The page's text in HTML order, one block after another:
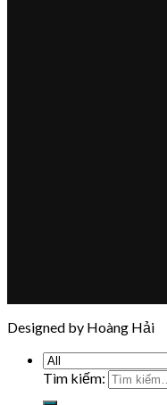
Designed by Hoàng Hải
Tìm kiếm: